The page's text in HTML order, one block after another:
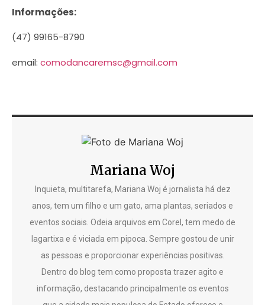
Informações:
(47) 99165-8790
email: comodancaremsc@gmail.com
Mariana Woj
Inquieta, multitarefa, Mariana Woj é jornalista há dez
anos, tem um filho e um gato, ama plantas, seriados e
eventos sociais. Odeia arquivos em Corel, tem medo de
lagartixa e é viciada em pipoca. Sempre gostou de unir
as pessoas e proporcionar experiências positivas.
Dentro do blog tem como proposta trazer agito e
informação, destacando principalmente os eventos